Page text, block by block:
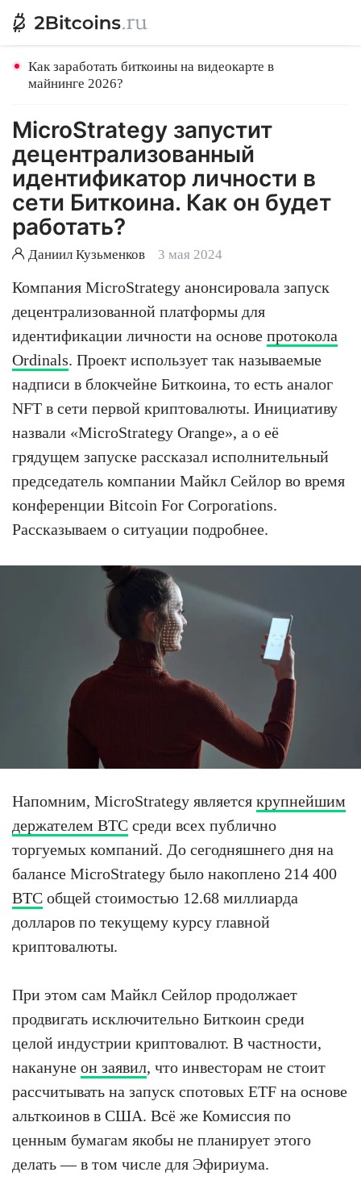
Как заработать биткоины на видеокарте в
майнинге 2026?
MicroStrategy запустит
децентрализованный
идентификатор личности в
сети Биткоина. Как он будет
работать?
Даниил Кузьменков 3 мая 2024
Компания MicroStrategy анонсировала запуск
децентрализованной платформы для
идентификации личности на основе протокола
Ordinals. Проект использует так называемые
надписи в блокчейне Биткоина, то есть аналог
NFT в сети первой криптовалюты. Инициативу
назвали «MicroStrategy Orange», а о её
грядущем запуске рассказал исполнительный
председатель компании Майкл Сейлор во время
конференции Bitcoin For Corporations.
Рассказываем о ситуации подробнее.
Напомним, MicroStrategy является крупнейшим
держателем BTC среди всех публично
торгуемых компаний. До сегодняшнего дня на
балансе MicroStrategy было накоплено 214 400
BTC общей стоимостью 12.68 миллиарда
долларов по текущему курсу главной
криптовалюты.
При этом сам Майкл Сейлор продолжает
продвигать исключительно Биткоин среди
целой индустрии криптовалют. В частности,
накануне он заявил, что инвесторам не стоит
рассчитывать на запуск спотовых ETF на основе
альткоинов в США. Всё же Комиссия по
ценным бумагам якобы не планирует этого
делать — в том числе для Эфириума.